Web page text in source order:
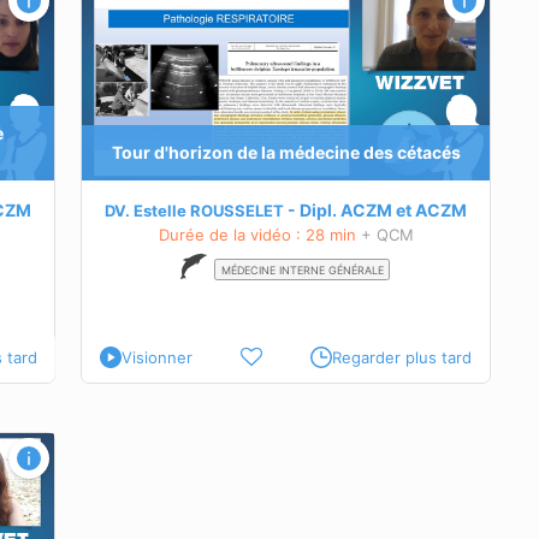
tard
Tour d'horizon de la médecine des cétacés
DV. Estelle ROUSSELET Dipl. ACZM etACZM
Durée de la vidéo : 28 min + QCM
MÉDECINE INTERNE GÉNÉRALE
chez
Visionner Regarder plus tard